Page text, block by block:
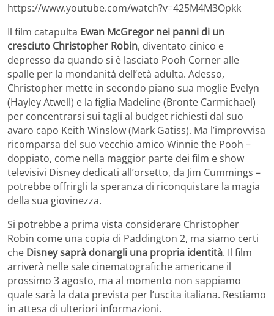
https://www.youtube.com/watch?v=425M4M3Opkk
Il film catapulta Ewan McGregor nei panni di un
cresciuto Christopher Robin, diventato cinico e
depresso da quando si è lasciato Pooh Corner alle
spalle per la mondanità dell’età adulta. Adesso,
Christopher mette in secondo piano sua moglie Evelyn
(Hayley Atwell) e la figlia Madeline (Bronte Carmichael)
per concentrarsi sui tagli al budget richiesti dal suo
avaro capo Keith Winslow (Mark Gatiss). Ma l’improvvisa
ricomparsa del suo vecchio amico Winnie the Pooh –
doppiato, come nella maggior parte dei film e show
televisivi Disney dedicati all’orsetto, da Jim Cummings –
potrebbe offrirgli la speranza di riconquistare la magia
della sua giovinezza.
Si potrebbe a prima vista considerare Christopher
Robin come una copia di Paddington 2, ma siamo certi
che Disney saprà donargli una propria identità. Il film
arriverà nelle sale cinematografiche americane il
prossimo 3 agosto, ma al momento non sappiamo
quale sarà la data prevista per l’uscita italiana. Restiamo
in attesa di ulteriori informazioni.